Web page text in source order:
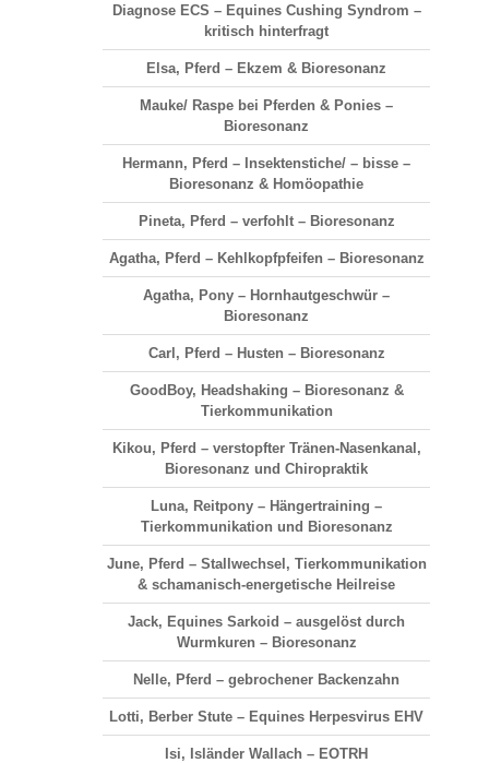
Diagnose ECS – Equines Cushing Syndrom –
kritisch hinterfragt
Elsa, Pferd – Ekzem & Bioresonanz
Mauke/ Raspe bei Pferden & Ponies –
Bioresonanz
Hermann, Pferd – Insektenstiche/ – bisse –
Bioresonanz & Homöopathie
Pineta, Pferd – verfohlt – Bioresonanz
Agatha, Pferd – Kehlkopfpfeifen – Bioresonanz
Agatha, Pony – Hornhautgeschwür –
Bioresonanz
Carl, Pferd – Husten – Bioresonanz
GoodBoy, Headshaking – Bioresonanz &
Tierkommunikation
Kikou, Pferd – verstopfter Tränen-Nasenkanal,
Bioresonanz und Chiropraktik
Luna, Reitpony – Hängertraining –
Tierkommunikation und Bioresonanz
June, Pferd – Stallwechsel, Tierkommunikation
& schamanisch-energetische Heilreise
Jack, Equines Sarkoid – ausgelöst durch
Wurmkuren – Bioresonanz
Nelle, Pferd – gebrochener Backenzahn
Lotti, Berber Stute – Equines Herpesvirus EHV
Isi, Isländer Wallach – EOTRH